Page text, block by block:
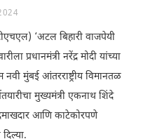
‘अटल बिहारी वाजपेयी
प्रधानमंत्री नरेंद्र मोदी यांच्या
मुंबई आंतरराष्ट्रीय विमानतळ
मुख्यमंत्री एकनाथ शिंदे
आणि काटेकोरपणे